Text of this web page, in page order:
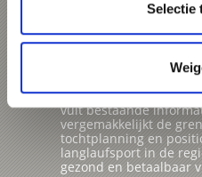
Selectie
Het project vergroot
drielandenpunt (IT-A-
langlaufgebieden
gezinnen
over de sneeuw- en
vult bestaande
vergemakkelijkt de
tochtplanning en
langlaufsport in de
gezond en betaalbaar